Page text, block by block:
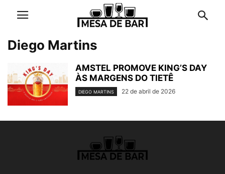
Diego Martins
AMSTEL PROMOVE KING’S DAY
ÀS MARGENS DO TIETÊ
DIEGO MARTINS 22 de abril de 2026